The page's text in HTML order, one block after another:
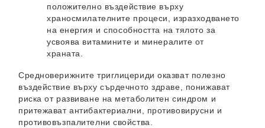
положително въздействие върху
храносмилателните процеси, изразходването
на енергия и способността на тялото за
усвоява витамините и минералите от
храната.
Средноверижните триглицериди оказват полезно
въздействие върху сърдечното здраве, понижават
риска от развиване на метаболитен синдром и
притежават антибактериални, противовирусни и
противовъзпалителни свойства.